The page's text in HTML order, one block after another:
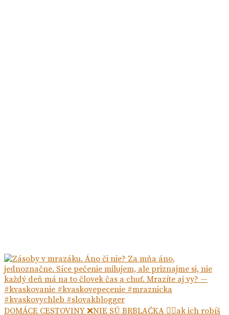
DOMÁCE CESTOVINY ❌NIE SÚ BRBLAČKA ☝🏻ak ich robíš